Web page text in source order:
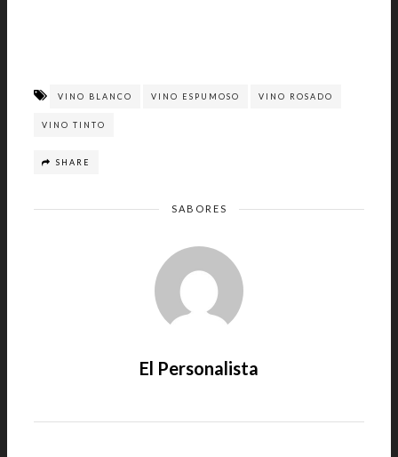
VINO BLANCO VINO ESPUMOSO VINO ROSADO
VINO TINTO
SHARE
SABORES
El Personalista